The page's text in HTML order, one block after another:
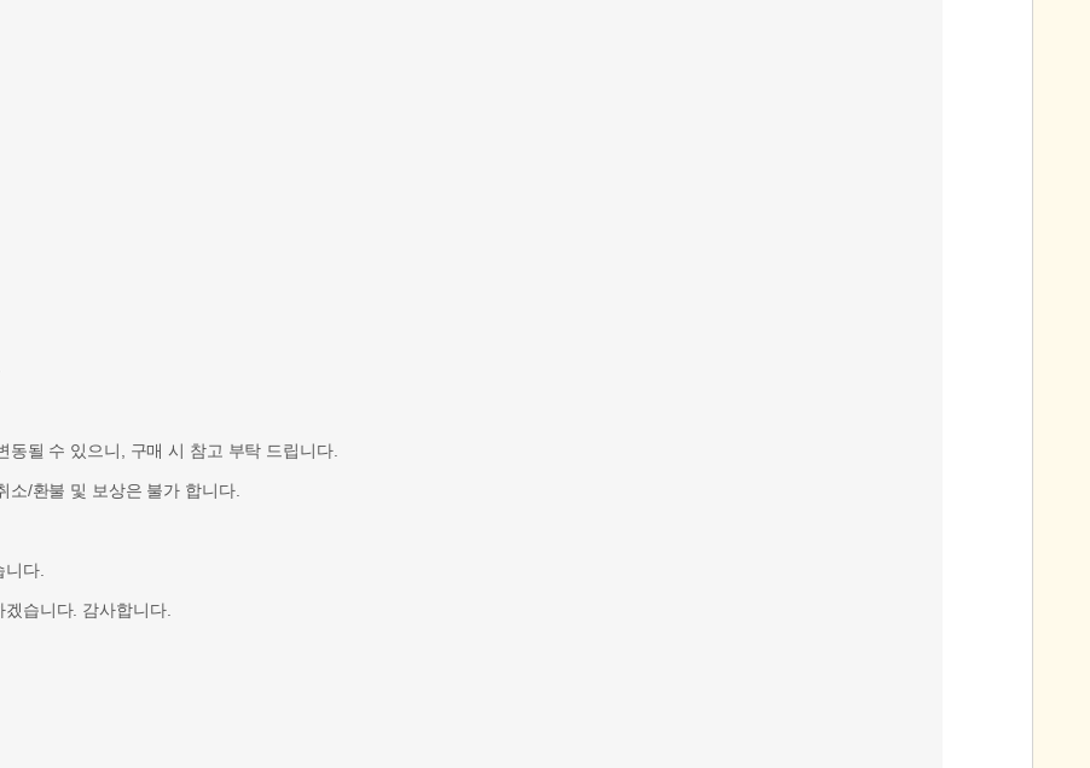
될 수 있으니, 구매 시 참고 부탁 드립니다.
소/환불 및 보상은 불가 합니다.
다.
습니다. 감사합니다.